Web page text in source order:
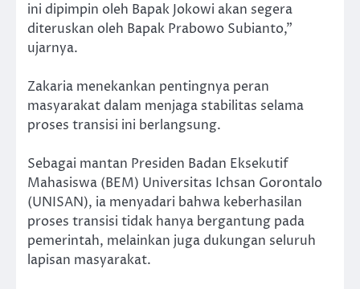
ini dipimpin oleh Bapak Jokowi akan segera
diteruskan oleh Bapak Prabowo Subianto,”
ujarnya.
Zakaria menekankan pentingnya peran
masyarakat dalam menjaga stabilitas selama
proses transisi ini berlangsung.
Sebagai mantan Presiden Badan Eksekutif
Mahasiswa (BEM) Universitas Ichsan Gorontalo
(UNISAN), ia menyadari bahwa keberhasilan
proses transisi tidak hanya bergantung pada
pemerintah, melainkan juga dukungan seluruh
lapisan masyarakat.